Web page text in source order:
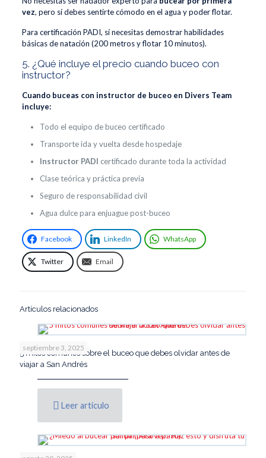
vez, pero sí debes sentirte cómodo en el agua y poder flotar.
Para certificación PADI, sí necesitas demostrar habilidades
básicas de natación (200 metros y flotar 10 minutos).
5. ¿Qué incluye el precio cuando buceo con
instructor?
Cuando buceas con instructor de buceo en Divers Team
incluye:
Todo el equipo de buceo certificado
Transporte ida y vuelta desde hospedaje
Instructor PADI certificado durante toda la actividad
Clase teórica y práctica previa
Seguro de responsabilidad civil
Agua dulce para enjuague post-buceo
Facebook LinkedIn WhatsApp
Twitter Email
Artículos relacionados
septiembre 3, 2025
5 mitos comunes sobre el buceo que debes olvidar antes de
viajar a San Andrés
Leer artículo